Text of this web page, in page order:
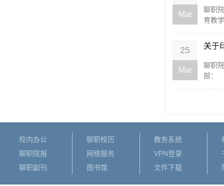
Mar
聊职
育教
25
Mar
关于
聊职
部：
校内办公
聊职院报
聊职副刊
聊职校历
网络服务
图书馆
教务系统
VPN登录
文件下载